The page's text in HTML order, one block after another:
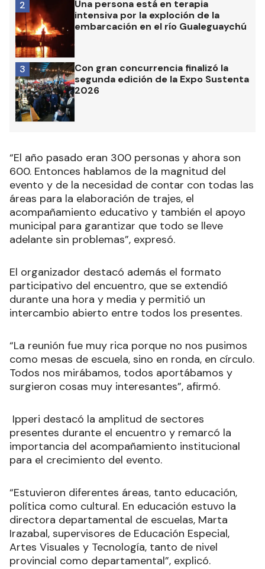
Una persona está en terapia
intensiva por la exploción de la
embarcación en el río Gualeguaychú
2
Con gran concurrencia finalizó la
segunda edición de la Expo Sustenta
2026
3
“El año pasado eran 300 personas y ahora son
600. Entonces hablamos de la magnitud del
evento y de la necesidad de contar con todas las
áreas para la elaboración de trajes, el
acompañamiento educativo y también el apoyo
municipal para garantizar que todo se lleve
adelante sin problemas”, expresó.
El organizador destacó además el formato
participativo del encuentro, que se extendió
durante una hora y media y permitió un
intercambio abierto entre todos los presentes.
“La reunión fue muy rica porque no nos pusimos
como mesas de escuela, sino en ronda, en círculo.
Todos nos mirábamos, todos aportábamos y
surgieron cosas muy interesantes”, afirmó.
Ipperi destacó la amplitud de sectores
presentes durante el encuentro y remarcó la
importancia del acompañamiento institucional
para el crecimiento del evento.
“Estuvieron diferentes áreas, tanto educación,
política como cultural. En educación estuvo la
directora departamental de escuelas, Marta
Irazabal, supervisores de Educación Especial,
Artes Visuales y Tecnología, tanto de nivel
provincial como departamental”, explicó.